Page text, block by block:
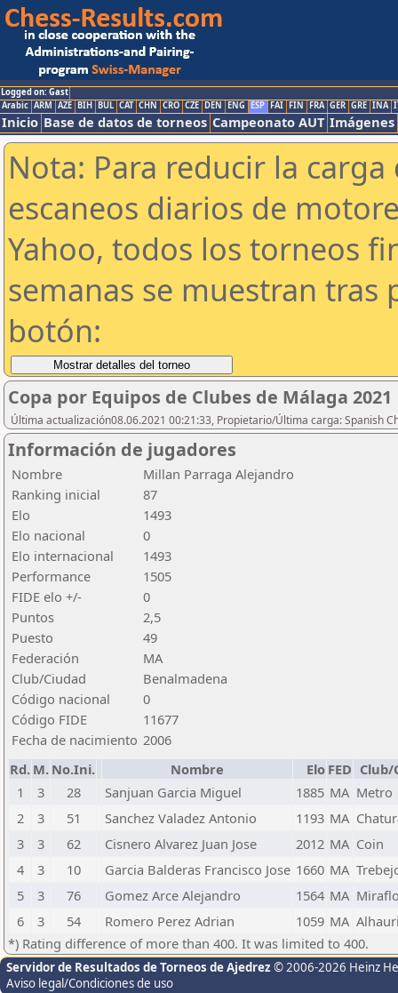
Logged on: Gast
Arabic ARM AZE BIH BUL CAT CHN CRO CZE DEN ENG ESP FAI FIN FRA GER GRE INA
Inicio Base de datos de torneos Campeonato AUT Imágenes
Nota: Para reducir la
escaneos diarios de
Yahoo, todos los torneos
semanas se muestran tras
botón:
Copa por Equipos de Clubes de Málaga 2021
Última actualización08.06.2021 00:21:33, Propietario/Última carga: Spanish
Información de jugadores
Nombre
Millan Parraga Alejandro
Ranking inicial
87
Elo
1493
Elo nacional
0
Elo internacional
1493
Performance
1505
FIDE elo +/-
0
Puntos
2,5
Puesto
49
Federación
MA
Club/Ciudad
Benalmadena
Código nacional
0
Código FIDE
11677
Fecha de nacimiento 2006
Rd. M. No.Ini. Nombre Elo FED Club/
1
3 28 Sanjuan Garcia Miguel 1885 MA Metro
2
3 51 Sanchez Valadez Antonio 1193 MA
3
3 62 Cisnero Alvarez Juan Jose 2012 MA Coin
4
3 10 Garcia Balderas Francisco Jose 1660 MA
5
3 76 Gomez Arce Alejandro 1564 MA
6
3 54 Romero Perez Adrian 1059 MA
*) Rating difference of more than 400. It was limited to 400.
Servidor de Resultados de Torneos de Ajedrez © 2006-2026 Heinz
Aviso legal/Condiciones de uso